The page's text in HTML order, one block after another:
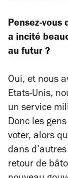
Pensez-
a incité
au futur ?
Oui, et nous
Etats-Unis,
un service
Donc les
voter, alors
dans
retour de